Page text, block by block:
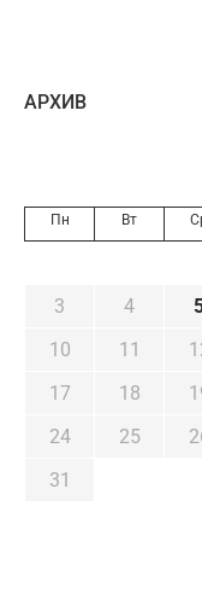
AРХИВ
Пн Вт
3
4
10
11
17
18
24
25
31